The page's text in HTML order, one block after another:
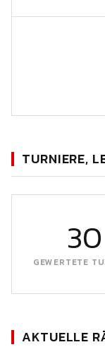
TURNIERE,
30
GEWERTETE
AKTUELLE